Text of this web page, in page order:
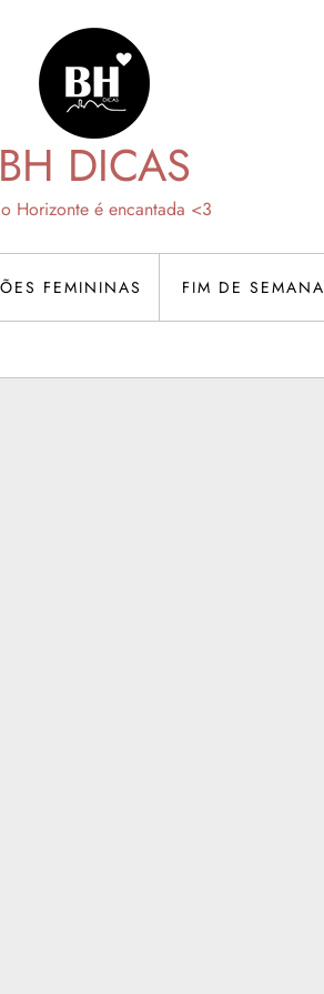
BH DICAS
Horizonte é encantada <3
FEMININAS FIM DE SEMANA